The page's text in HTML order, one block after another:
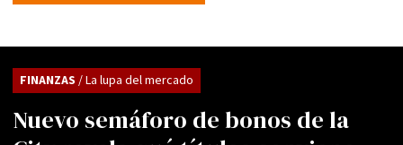
Nuevo semáforo de bonos de la
FINANZAS / La lupa del mercado